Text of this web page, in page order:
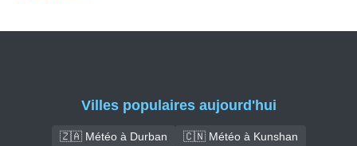
Villes populaires aujourd'hui
🇿🇦 Météo à Durban
🇨🇳 Météo à Kunshan